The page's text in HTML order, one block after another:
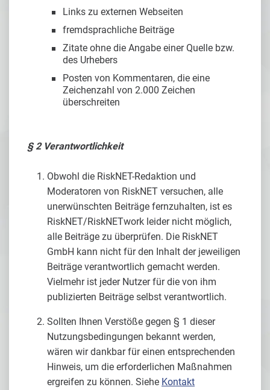
Links zu externen Webseiten
fremdsprachliche Beiträge
Zitate ohne die Angabe einer Quelle bzw.
des Urhebers
Posten von Kommentaren, die eine
Zeichenzahl von 2.000 Zeichen
überschreiten
§ 2 Verantwortlichkeit
Obwohl die RiskNET-Redaktion und
Moderatoren von RiskNET versuchen, alle
unerwünschten Beiträge fernzuhalten, ist es
RiskNET/RiskNETwork leider nicht möglich,
alle Beiträge zu überprüfen. Die RiskNET
GmbH kann nicht für den Inhalt der jeweiligen
Beiträge verantwortlich gemacht werden.
Vielmehr ist jeder Nutzer für die von ihm
publizierten Beiträge selbst verantwortlich.
Sollten Ihnen Verstöße gegen § 1 dieser
Nutzungsbedingungen bekannt werden,
wären wir dankbar für einen entsprechenden
Hinweis, um die erforderlichen Maßnahmen
ergreifen zu können. Siehe Kontakt